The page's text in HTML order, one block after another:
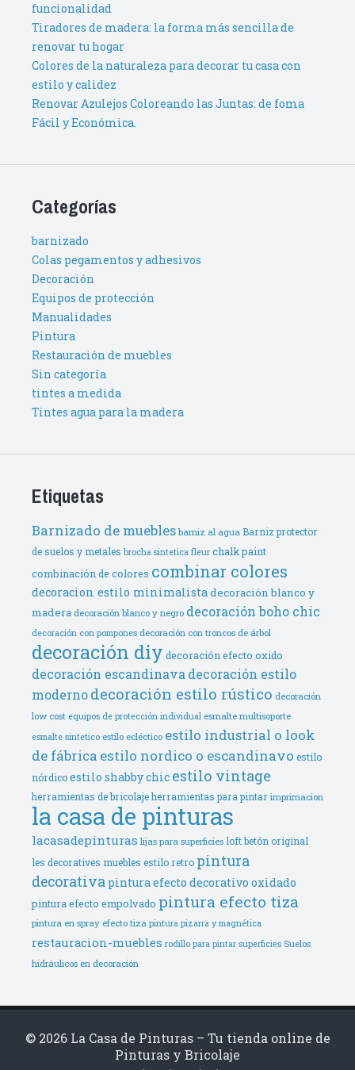
funcionalidad
Tiradores de madera: la forma más sencilla de
renovar tu hogar
Colores de la naturaleza para decorar tu casa con
estilo y calidez
Renovar Azulejos Coloreando las Juntas: de foma
Fácil y Económica.
Categorías
barnizado
Colas pegamentos y adhesivos
Decoración
Equipos de protección
Manualidades
Pintura
Restauración de muebles
Sin categoría
tintes a medida
Tintes agua para la madera
Etiquetas
Barnizado de muebles barniz al agua Barniz protector
de suelos y metales brocha sintetica fleur chalk paint
combinación de colores combinar colores
decoracion estilo minimalistadecoración blanco y
madera decoración blanco y negro decoración boho chic
decoración con pompones decoración con troncos de árbol
decoración diy decoración efecto oxido
decoración escandinavadecoración estilo
modernodecoración estilo rústico decoración
low cost equipos de protección individual esmalte multisoporte
esmalte sintetico estilo ecléctico estilo industrial o look
de fábrica estilo nordico o escandinavo estilo
nórdicoestilo shabby chic estilo vintage
herramientas de bricolajeherramientas para pintar imprimacion
la casa de pinturas
lacasadepinturas lijas para superficies loft betón original
les decoratives muebles estilo retro pintura
decorativa pintura efecto decorativo oxidado
pintura efecto empolvado pintura efecto tiza
pintura en spray efecto tiza pintura pizarra y magnética
restauracion-muebles rodillo para pintar superficies Suelos
hidráulicos en decoración
© 2026 La Casa de Pinturas – Tu tienda online de
Pinturas y Bricolaje